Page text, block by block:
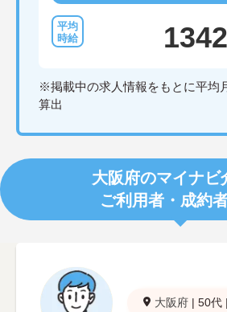
1342
※掲載中の求人情報をもとに平均
算出
大阪府のマイナビ
ご利用者・成約
大阪府 | 50代 |